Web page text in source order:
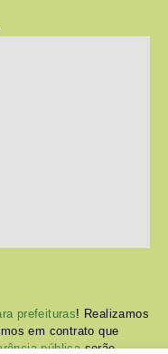
prefeituras! Realizamos
em contrato que
públicaserão